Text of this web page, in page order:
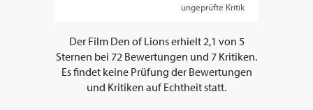
ungeprüfte Kritik
Der Film Den of Lionserhielt 2,1 von 5
Sternen bei 72 Bewertungen und 7 Kritiken.
Es findet keine Prüfung der Bewertungen
und Kritiken auf Echtheit statt.